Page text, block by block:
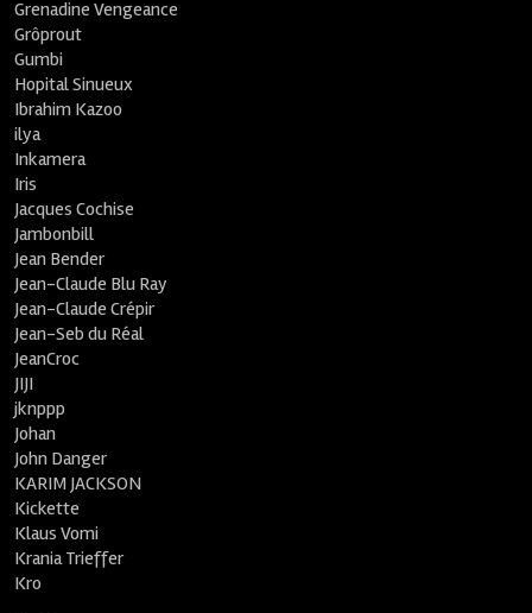
Grenadine Vengeance
Grôprout
Gumbi
Hopital Sinueux
Ibrahim Kazoo
ilya
Inkamera
Iris
Jacques Cochise
Jambonbill
Jean Bender
Jean-Claude Blu Ray
Jean-Claude Crépir
Jean-Seb du Réal
JeanCroc
JIJI
jknppp
Johan
John Danger
KARIM JACKSON
Kickette
Klaus Vomi
Krania Trieffer
Kro